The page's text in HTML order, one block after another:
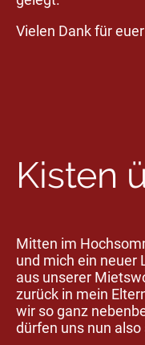
Vielen Dank für
Kisten
Mitten im
und mich ein neuer
aus unserer
zurück in mein
wir so ganz
dürfen uns nun